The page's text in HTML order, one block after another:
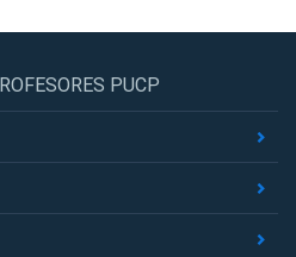
PUCP